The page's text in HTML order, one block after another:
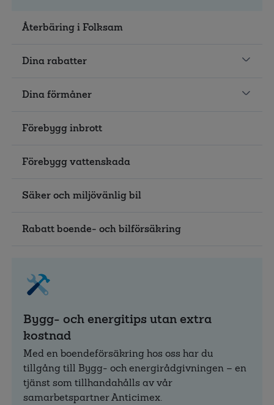
Återbäring i Folksam
Dina rabatter
Dina förmåner
Förebygg inbrott
Förebygg vattenskada
Säker och miljövänlig bil
Rabatt boende- och bilförsäkring
Bygg- och energitips utan extra
kostnad
Med en boendeförsäkring hos oss har du
tillgång till Bygg- och energirådgivningen – en
tjänst som tillhandahålls av vår
samarbetspartner Anticimex.